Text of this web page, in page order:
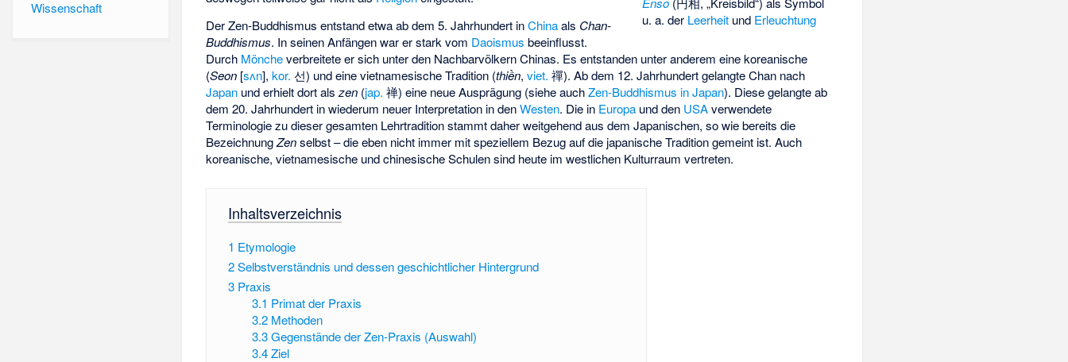
Wissenschaft
u. a. der Leerheit und Erleuchtung
Der Zen-Buddhismus entstand etwa ab dem 5. Jahrhundert inChinaals Chan-
Buddhismus. In seinen Anfängen war er stark vom Daoismus beeinflusst.
Durch Möncheverbreitete er sich unter den Nachbarvölkern Chinas. Es entstanden unter anderem eine koreanische
(Seon [sʌn],kor. 선) und eine vietnamesische Tradition (thiền,viet. 禪). Ab dem 12. Jahrhundert gelangte Chan nach
Japan und erhielt dort alszen (jap. 禅) eine neue Ausprägung (siehe auchZen-Buddhismus in Japan). Diese gelangte ab
dem 20. Jahrhundert in wiederum neuer Interpretation in denWesten. Die in Europa und den USAverwendete
Terminologie zu dieser gesamten Lehrtradition stammt daher weitgehend aus dem Japanischen, so wie bereits die
BezeichnungZenselbst – die eben nicht immer mit speziellem Bezug auf die japanische Tradition gemeint ist. Auch
koreanische, vietnamesische und chinesische Schulen sind heute im westlichen Kulturraum vertreten.
Inhaltsverzeichnis
1 Etymologie
2Selbstverständnis und dessen geschichtlicher Hintergrund
3 Praxis
3.1 Primat der Praxis
3.2 Methoden
3.3 Gegenstände der Zen-Praxis (Auswahl)
3.4 Ziel